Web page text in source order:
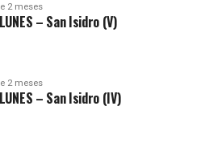
2 meses
– San Isidro (V)
2 meses
– San Isidro (IV)